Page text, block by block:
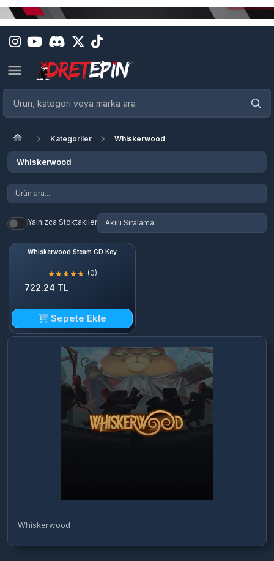
Kategoriler Whiskerwood
Whiskerwood
Yalnızca Stoktakiler
Whiskerwood Steam CD Key
(0)
722.24 TL
Sepete Ekle
Whiskerwood